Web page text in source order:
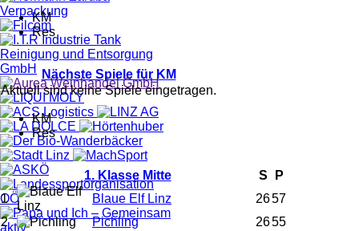
KM
Res
Nächste Spiele für KM
Aktuell sind keine Spiele eingetragen.
KM
Res
1. Klasse Mitte S
P
1
Blaue Elf Linz 2657
2
Pichling 2655